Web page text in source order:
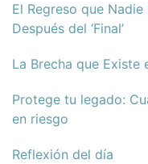
El Regreso que
Después del ‘Final’
La Brecha que Existe
Protege tu legado:
en riesgo
Reflexión del día